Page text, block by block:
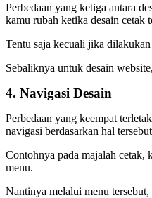
Perbedaan yang ketiga antara
kamu rubah ketika desain cetak
Tentu saja kecuali jika
Sebaliknya untuk desain
4. Navigasi Desain
Perbedaan yang keempat
navigasi berdasarkan hal
Contohnya pada majalah cetak,
menu.
Nantinya melalui menu